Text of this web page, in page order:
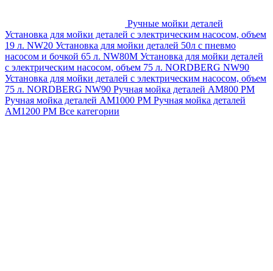
Ручные мойки деталей
Установка для мойки деталей с электрическим насосом, объем
19 л. NW20 Установка для мойки деталей 50л с пневмо
насосом и бочкой 65 л. NW80M Установка для мойки деталей
с электрическим насосом, объем 75 л. NORDBERG NW90
Установка для мойки деталей с электрическим насосом, объем
75 л. NORDBERG NW90 Ручная мойка деталей АМ800 РМ
Ручная мойка деталей АМ1000 РМ Ручная мойка деталей
АМ1200 РМ Все категории